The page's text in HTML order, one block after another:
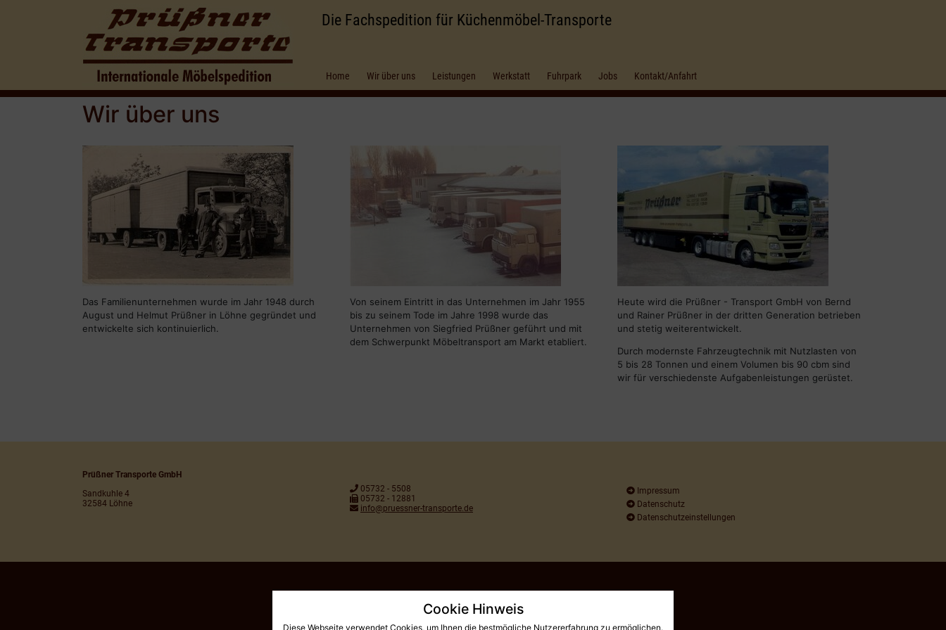
Die Fachspedition für Küchenmöbel-Transporte
Home Wir über uns Leistungen Werkstatt Fuhrpark Jobs Kontakt/Anfahrt
Wir über uns
Das Familienunternehmen wurde im Jahr 1948 durch
August und Helmut Prüßner in Löhne gegründet und
entwickelte sich kontinuierlich.
Von seinem Eintritt in das Unternehmen im Jahr 1955
bis zu seinem Tode im Jahre 1998 wurde das
Unternehmen von Siegfried Prüßner geführt und mit
dem Schwerpunkt Möbeltransport am Markt etabliert.
Heute wird die Prüßner - Transport GmbH von Bernd
und Rainer Prüßner in der dritten Generation betrieben
und stetig weiterentwickelt.
Durch modernste Fahrzeugtechnik mit Nutzlasten von
5 bis 28 Tonnen und einem Volumen bis 90 cbm sind
wir für verschiedenste Aufgabenleistungen gerüstet.
Prüßner Transporte GmbH
Sandkuhle 4
32584 Löhne
05732 - 5508
05732 - 12881
info@pruessner-transporte.de
Impressum
Datenschutz
Datenschutz­einstellungen
Cookie Hinweis
Diese Webseite verwendet Cookies, um Ihnen die bestmögliche Nutzererfahrung zu ermöglichen.